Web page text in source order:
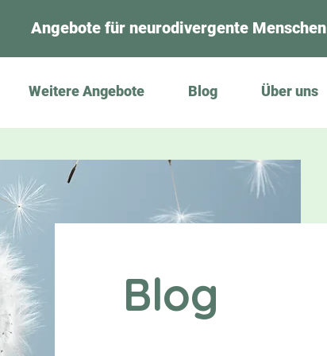
Angebote für neurodivergente Menschen
Weitere Angebote Blog Über uns
Blog